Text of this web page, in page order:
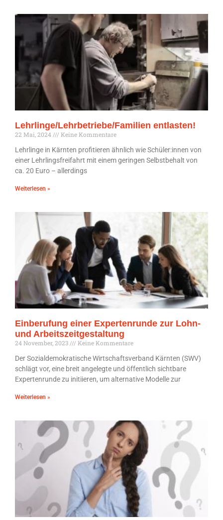
Lehrlinge/Lehrbetriebe/Familien entlasten!
22 Mai, 2024
Keine Kommentare
Lehrlinge in Kärnten profitieren ähnlich wie Schüler:innen von
einer Lehrlingsfreifahrt mit einem geringen Selbstbehalt von
ca. 20 Euro – allerdings
Weiterlesen »
Einberufung einer Expertenrunde zur Lohn-
und Arbeitszeitgestaltung
24 November, 2023
Keine Kommentare
Der Sozialdemokratische Wirtschaftsverband Kärnten (SWV)
schlägt vor, eine breit angelegte und öffentlich sichtbare
Expertenrunde zu initiieren, um alternative Modelle zur
Weiterlesen »